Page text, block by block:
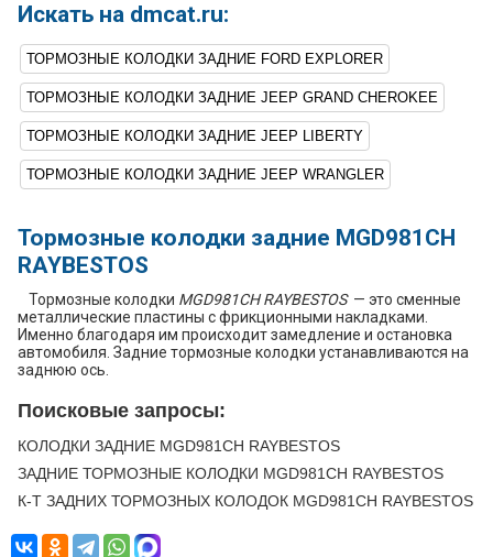
Искать на dmcat.ru:
ТОРМОЗНЫЕ КОЛОДКИ ЗАДНИЕ FORD EXPLORER
ТОРМОЗНЫЕ КОЛОДКИ ЗАДНИЕ JEEP GRAND CHEROKEE
ТОРМОЗНЫЕ КОЛОДКИ ЗАДНИЕ JEEP LIBERTY
ТОРМОЗНЫЕ КОЛОДКИ ЗАДНИЕ JEEP WRANGLER
Тормозные колодки задние MGD981CH
RAYBESTOS
Тормозные колодки MGD981CH RAYBESTOS— это сменные
металлические пластины с фрикционными накладками.
Именно благодаря им происходит замедление и остановка
автомобиля. Задние тормозные колодки устанавливаются на
заднюю ось.
Поисковые запросы:
КОЛОДКИ ЗАДНИЕ MGD981CH RAYBESTOS
ЗАДНИЕ ТОРМОЗНЫЕ КОЛОДКИ MGD981CH RAYBESTOS
К-Т ЗАДНИХ ТОРМОЗНЫХ КОЛОДОК MGD981CH RAYBESTOS